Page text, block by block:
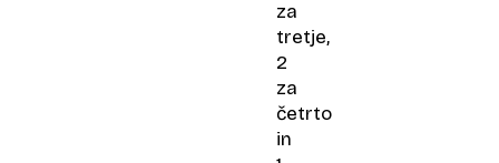
za
tretje,
2
za
četrto
in